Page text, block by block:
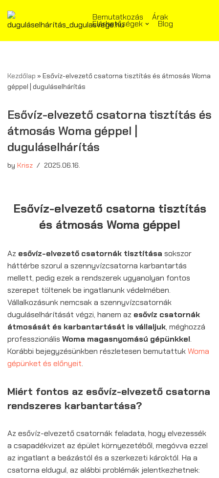
Skip
to
Bemutatkozás Árak
Elérhetőségek Blog
Kezdőlap » Esővíz-elvezető csatorna tisztítás és átmosás Woma
géppel | duguláselhárítás
Esővíz-elvezető csatorna tisztítás és
átmosás Woma géppel |
duguláselhárítás
by Krisz 2025.06.16.
Esővíz-elvezető csatorna tisztítás
és átmosás Woma géppel
Az esővíz-elvezető csatornák tisztítása sokszor
háttérbe szorul a szennyvízcsatorna karbantartás
mellett, pedig ezek a rendszerek ugyanolyan fontos
szerepet töltenek be ingatlanunk védelmében.
Vállalkozásunk nemcsak a szennyvízcsatornák
duguláselhárítását végzi, hanem az esővíz csatornák
átmosását és karbantartását is vállaljuk, méghozzá
professzionális Woma magasnyomású gépünkkel.
Korábbi bejegyzésünkben részletesen bemutattukWoma
gépünket és előnyeit.
Miért fontos az esővíz-elvezető csatorna
rendszeres karbantartása?
Az esővíz-elvezető csatornák feladata, hogy elvezessék
a csapadékvizet az épület környezetéből, megóvva ezzel
az ingatlant a beázástól és a szerkezeti károktól. Ha a
csatorna eldugul, az alábbi problémák jelentkezhetnek: